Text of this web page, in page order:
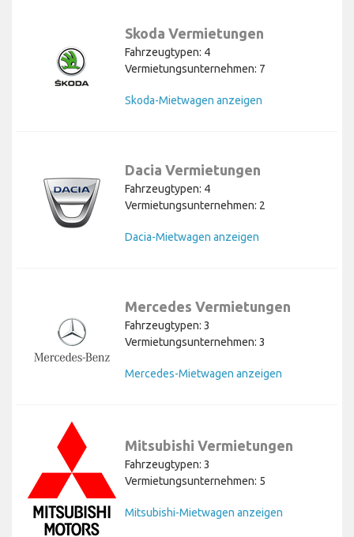
Skoda Vermietungen
Fahrzeugtypen: 4
Vermietungsunternehmen: 7
Skoda-Mietwagen anzeigen
Dacia Vermietungen
Fahrzeugtypen: 4
Vermietungsunternehmen: 2
Dacia-Mietwagen anzeigen
Mercedes Vermietungen
Fahrzeugtypen: 3
Vermietungsunternehmen: 3
Mercedes-Mietwagen anzeigen
Mitsubishi Vermietungen
Fahrzeugtypen: 3
Vermietungsunternehmen: 5
Mitsubishi-Mietwagen anzeigen